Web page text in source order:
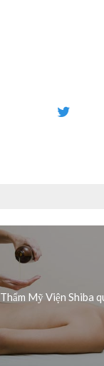
Thẩm Mỹ Viện Shiba